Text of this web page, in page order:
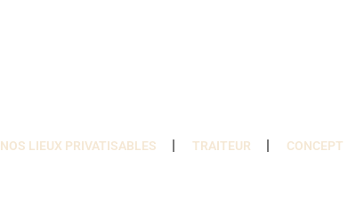
NOS LIEUX PRIVATISABLES TRAITEUR CONCEPT